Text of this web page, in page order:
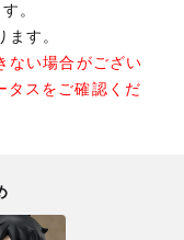
。
す。
ない場合がござい
タスをご確認くだ